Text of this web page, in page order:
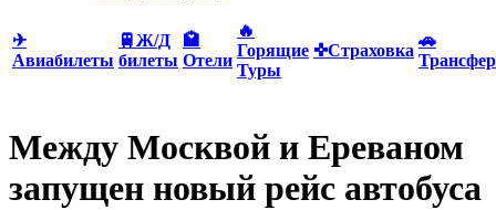
✈
Авиабилеты
🚆Ж/Д
билеты
🏩
Отели
🔥
Горящие
Туры
✜Страховка
🚗
Трансфер
Между Москвой и Ереваном
запущен новый рейс автобуса